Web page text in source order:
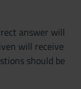
answer will
will receive
should be